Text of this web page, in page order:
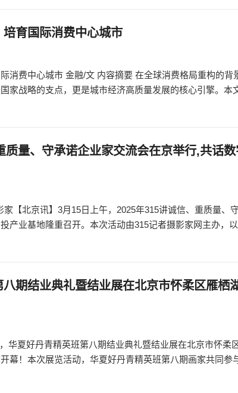
育国际消费中心城市
消费中心城市 金融/文 内容摘要 在全球消费格局重构的背
家战略的支点，更是城市经济高质量发展的核心引擎。本
质量、守承诺企业家交流会在京举行,共话
家【北京讯】3月15日上午，2025年315讲诚信、重质量、
产业基地隆重召开。本次活动由315记者摄影家网主办，
期结业典礼暨结业展在北京市怀柔区雁栖
华夏好丹青精英班第八期结业典礼暨结业展在北京市怀柔
幕！本次展览活动，华夏好丹青精英班第八期画家共同参